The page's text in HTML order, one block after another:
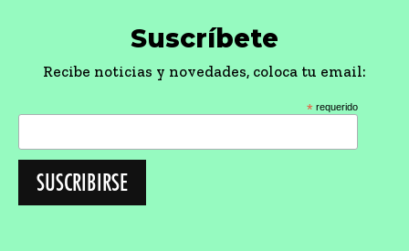
Suscríbete
Recibe noticias y novedades, coloca tu email:
* requerido